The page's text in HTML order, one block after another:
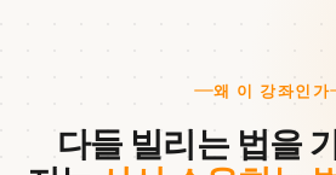
왜 이 강좌인가
다들 빌리는 법을